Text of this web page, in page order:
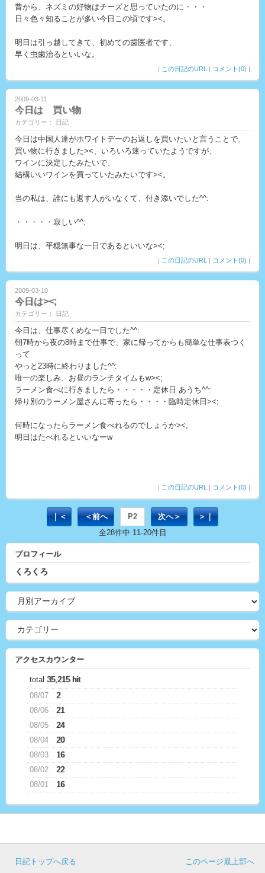
昔から、ネズミの好物はチーズと思っていたのに・・・
日々色々知ることが多い今日この頃です><。
明日は引っ越してきて、初めての歯医者です、
早く虫歯治るといいな。
| この日記のURL | コメント(0) |
2009-03-11
今日は 買い物
カテゴリー： 日記
今日は中国人達がホワイトデーのお返しを買いたいと言うことで、
買い物に行きました><、いろいろ迷っていたようですが、
ワインに決定したみたいで、
結構いいワインを買っていたみたいです><。
当の私は、誰にも返す人がいなくて、付き添いでした^^:
・・・・・寂しい^^:
明日は、平穏無事な一日であるといいな><;
| この日記のURL | コメント(0) |
2009-03-10
今日は><;
カテゴリー： 日記
今日は、仕事尽くめな一日でした^^:
朝7時から夜の8時まで仕事で、家に帰ってからも簡単な仕事表つく
って
やっと23時に終わりました^^:
唯一の楽しみ、お昼のランチタイムもw><;
ラーメン食べに行きましたら・・・・・定休日 あうち^^:
帰り別のラーメン屋さんに寄ったら・・・・臨時定休日><;
何時になったらラーメン食べれるのでしょうか><;
明日はたべれるといいなーw
| この日記のURL | コメント(0) |
｜＜ ＜前へ P2 次へ＞
＞｜
全28件中 11-20件目
プロフィール
くろくろ
アクセスカウンター
total 35,215 hit
08/07
2
08/06
21
08/05
24
08/04
20
08/03
16
08/02
22
08/01
16
このページ最上部へ
日記トップへ戻る